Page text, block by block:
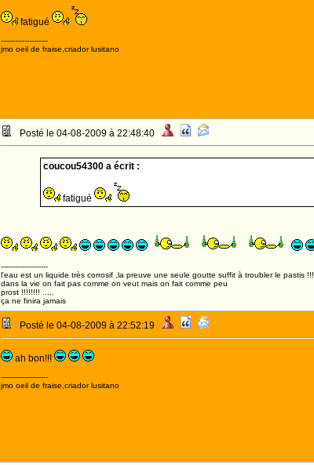
fatigué
--------------------
jmo oeil de fraise,criador lusitano
Posté le 04-08-2009 à 22:48:40
coucou54300 a écrit :
fatigué
--------------------
l'eau est un liquide très corrosif ,la preuve une seule goutte suffit à troubler le pastis !!!
dans la vie on fait pas comme on veut mais on fait comme peu
prost !!!!!!!! .....
ça ne finira jamais
Posté le 04-08-2009 à 22:52:19
ah bon!!!
--------------------
jmo oeil de fraise,criador lusitano